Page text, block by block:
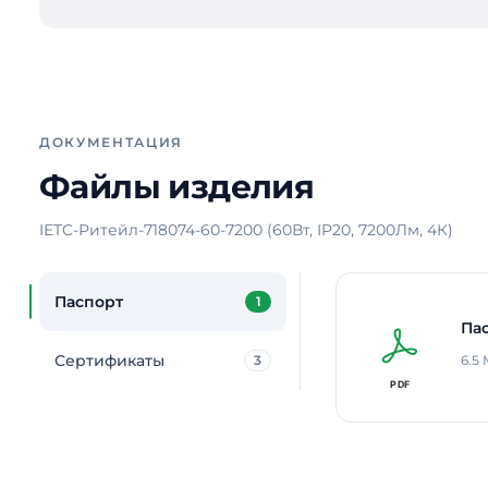
ДОКУМЕНТАЦИЯ
Файлы изделия
IETC-Ритейл-718074-60-7200 (60Вт, IP20, 7200Лм, 4К)
Паспорт 1
Сертификаты 3 6.5